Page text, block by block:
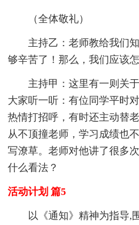
（全体敬礼）
主持乙：老师教给我们
够辛苦了！那么，我们应该
主持甲：这里有一则关
大家听一听：有位同学平时
热情打招呼，有时还主动替
从不顶撞老师，学习成绩也
写潦草。老师对他讲了很多
什么看法？
活动计划 篇5
以《通知》精神为指导